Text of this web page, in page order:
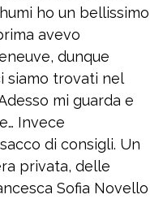
ho un bellissimo
avevo
dunque
siamo trovati nel
mi guarda e
Invece
di consigli. Un
privata, delle
Sofia Novello